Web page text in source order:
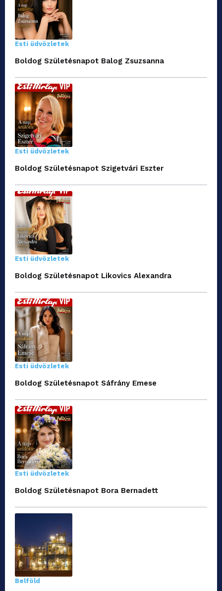
Esti üdvözletek
Boldog Születésnapot Balog Zsuzsanna
Esti üdvözletek
Boldog Születésnapot Szigetvári Eszter
Esti üdvözletek
Boldog Születésnapot Likovics Alexandra
Esti üdvözletek
Boldog Születésnapot Sáfrány Emese
Esti üdvözletek
Boldog Születésnapot Bora Bernadett
Belföld